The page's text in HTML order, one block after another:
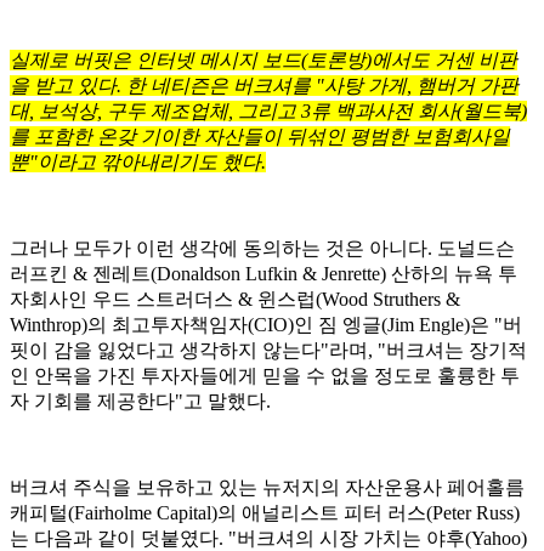
실제로 버핏은 인터넷 메시지 보드(토론방)에서도 거센 비판
을 받고 있다. 한 네티즌은 버크셔를 "사탕 가게, 햄버거 가판
대, 보석상, 구두 제조업체, 그리고 3류 백과사전 회사(월드북)
를 포함한 온갖 기이한 자산들이 뒤섞인 평범한 보험회사일
뿐"이라고 깎아내리기도 했다.
그러나 모두가 이런 생각에 동의하는 것은 아니다. 도널드슨
러프킨 & 젠레트(Donaldson Lufkin & Jenrette) 산하의 뉴욕 투
자회사인 우드 스트러더스 & 윈스럽(Wood Struthers &
Winthrop)의 최고투자책임자(CIO)인 짐 엥글(Jim Engle)은 "버
핏이 감을 잃었다고 생각하지 않는다"라며, "버크셔는 장기적
인 안목을 가진 투자자들에게 믿을 수 없을 정도로 훌륭한 투
자 기회를 제공한다"고 말했다.
버크셔 주식을 보유하고 있는 뉴저지의 자산운용사 페어홀름
캐피털(Fairholme Capital)의 애널리스트 피터 러스(Peter Russ)
는 다음과 같이 덧붙였다. "버크셔의 시장 가치는 야후(Yahoo)